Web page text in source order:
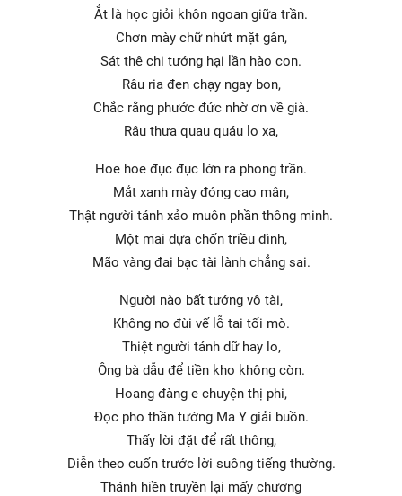
Ắt là học giỏi khôn ngoan giữa trần.
Chơn mày chữ nhứt mặt gân,
Sát thê chi tướng hại lần hào con.
Râu ria đen chạy ngay bon,
Chắc rằng phước đức nhờ ơn về già.
Râu thưa quau quáu lo xa,
Hoe hoe đục đục lớn ra phong trần.
Mắt xanh mày đóng cao mân,
Thật người tánh xảo muôn phần thông minh.
Một mai dựa chốn triều đình,
Mão vàng đai bạc tài lành chẳng sai.
Người nào bất tướng vô tài,
Không no đùi vế lỗ tai tối mò.
Thiệt người tánh dữ hay lo,
Ông bà dẫu để tiền kho không còn.
Hoang đàng e chuyện thị phi,
Đọc pho thần tướng Ma Y giải buồn.
Thấy lời đặt để rất thông,
Diễn theo cuốn trước lời suông tiếng thường.
Thánh hiền truyền lại mấy chương